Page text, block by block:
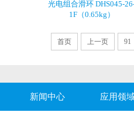
光电组合滑环 DHS045-
1F（0.65kg）
首页 上一页 91
新闻中心 应用领